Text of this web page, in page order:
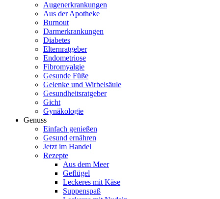
Augenerkrankungen
Aus der Apotheke
Burnout
Darmerkrankungen
Diabetes
Elternratgeber
Endometriose
Fibromyalgie
Gesunde Füße
Gelenke und Wirbelsäule
Gesundheitsratgeber
Gicht
Gynäkologie
Genuss
Einfach genießen
Gesund ernähren
Jetzt im Handel
Rezepte
Aus dem Meer
Geflügel
Leckeres mit Käse
Suppenspaß